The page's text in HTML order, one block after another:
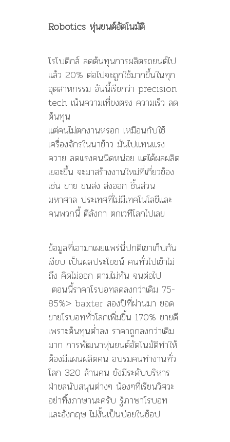
Robotics หุ่นยนต์อัตโนมัติ
โรโบติกส์ ลดต้นทุนการผลิตรถยนต์ไป
แล้ว 20% ต่อไปจะถูกใช้มากขึ้นในทุก
อุตสาหกรรม อันนี้เรียกว่า precision
tech เน้นความเที่ยงตรง ความเร็ว ลด
ต้นทุน
แต่คนไม่ตกงานหรอก เหมือนกับใช้
เครื่องจักรในนาข้าว มันไปแทนแรง
ควาย ลดแรงคนนิดหน่อย แต่ได้ผลผลิต
เยอะขึ้น จะมาสร้างงานใหม่ที่เกี่ยวข้อง
เช่น ขาย ขนส่ง ส่งออก ชิ้นส่วน
มหาศาล ประเทศที่ไม่มีเทคโนโลยีและ
คนพวกนี้ ตีลังกา ตกเวทีโลกไปเลย
ข้อมูลที่เอามาเผยแพร่นี่ปกติเขาเก็บกัน
เงียบ เป็นผลประโยชน์ คนทั่วไปเข้าไม่
ถึง คิดไม่ออก ตามไม่ทัน จนต่อไป
ตอนนี้ราคาโรบอทลดลงกว่าเดิม 75-
85%> baxter สองปีที่ผ่านมา ยอด
ขายโรบอททั่วโลกเพิ่มขื้น 170% ขายดี
เพราะต้นทุนต่ำลง ราคาถูกลงกว่าเดิม
มาก การพัฒนาหุ่นยนต์อัตโนมัติทำให้
ต้องมีแผนผลิตคน อบรมคนทำงานทั่ว
โลก 320 ล้านคน ยังมีระดับบริหาร
ฝ่ายสนับสนุนต่างๆ น้องๆที่เรียนวิศวะ
อย่าทิ้งภาษานะครับ รู้ภาษาโรบอท
และอังกฤษ ไม่งั้นเป็นบ๋อยในช้อป